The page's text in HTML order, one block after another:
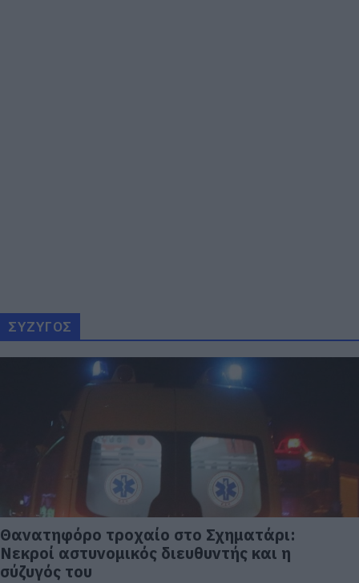
ΣΥΖΥΓΟΣ
Θανατηφόρο τροχαίο στο Σχηματάρι:
Νεκροί αστυνομικός διευθυντής και η
σύζυγός του